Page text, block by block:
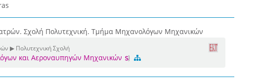
Σχολή Πολυτεχνική. Τμήμα Μηχανολόγων Μηχανικών
▶ Πολυτεχνική Σχολή
και Αεροναυπηγών Μηχανικών